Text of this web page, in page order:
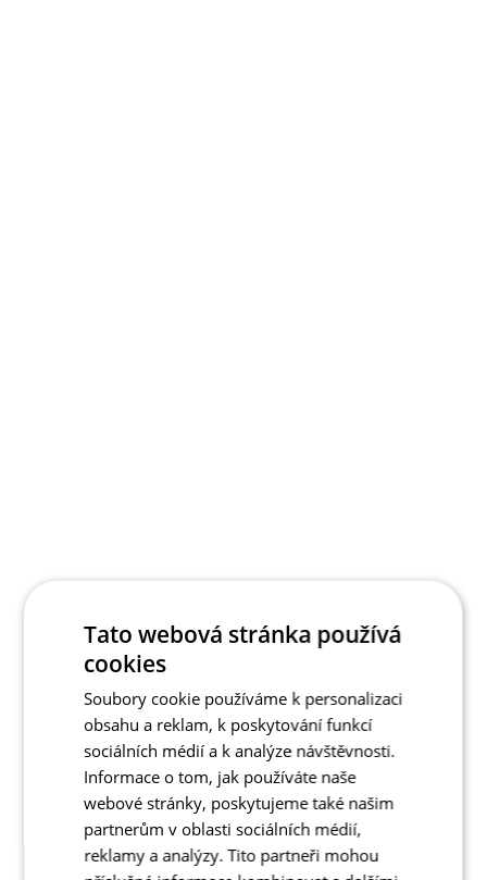
Tato webová stránka používá
cookies
Soubory cookie používáme k personalizaci
obsahu a reklam, k poskytování funkcí
sociálních médií a k analýze návštěvnosti.
Informace o tom, jak používáte naše
webové stránky, poskytujeme také našim
partnerům v oblasti sociálních médií,
reklamy a analýzy. Tito partneři mohou